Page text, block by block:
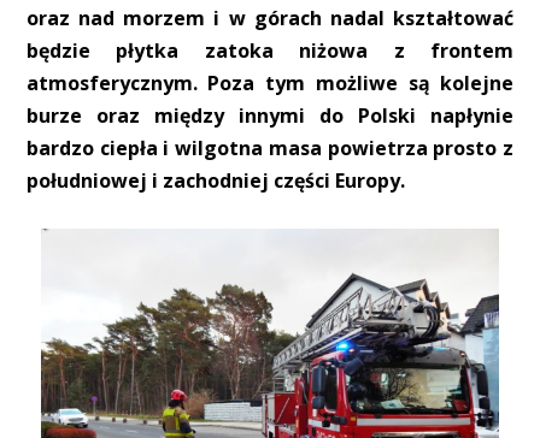
oraz nad morzem i w górach nadal kształtować
będzie płytka zatoka niżowa z frontem
atmosferycznym. Poza tym możliwe są kolejne
burze oraz między innymi do Polski napłynie
bardzo ciepła i wilgotna masa powietrza prosto z
południowej i zachodniej części Europy.